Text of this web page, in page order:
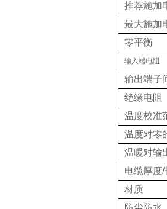
推荐施加
最大施加
零平衡
输入端电阻
输出端子
绝缘电阻
温度校准
温度对零
温暖对输
电缆厚度/
材质